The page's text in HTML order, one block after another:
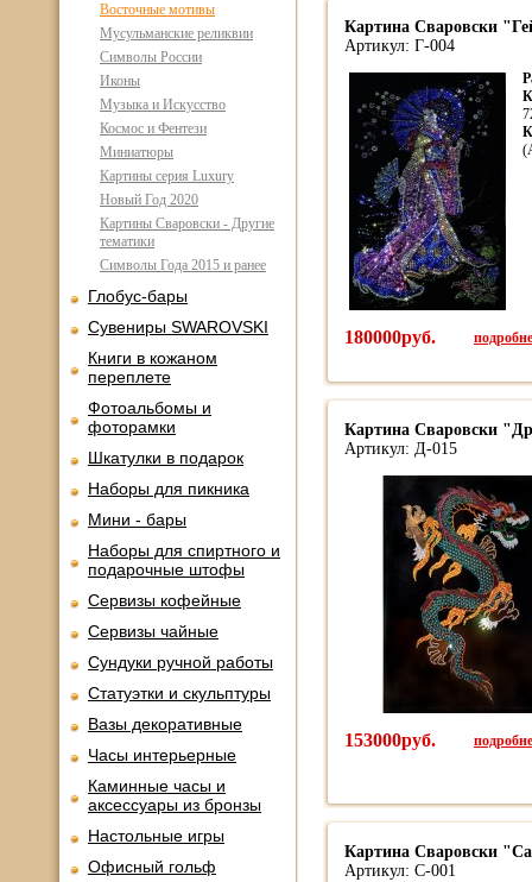
Восточные мотивы
Мусульманские реликвии
Символы России
Иконы
Музыка и Искусство
Космос и Фентези
Миниатюры
Картины серия Luxury
Новый Год 2020
Картины Сваровски - Другие
тематики
Символы Года 2015 и ранее
Глобус-бары
Сувениры SWAROVSKI
Книги в кожаном
переплете
Фотоальбомы и
фоторамки
Шкатулки в подарок
Наборы для пикника
Мини - бары
Наборы для спиртного и
подарочные штофы
Сервизы кофейные
Сервизы чайные
Сундуки ручной работы
Статуэтки и скульптуры
Вазы декоративные
Часы интерьерные
Каминные часы и
аксессуары из бронзы
Настольные игры
Офисный гольф
Картина Сваровски
Артикул: Г-004
180000руб.
Картина Сваровски
Артикул: Д-015
153000руб.
Картина Сваровски
Артикул: С-001